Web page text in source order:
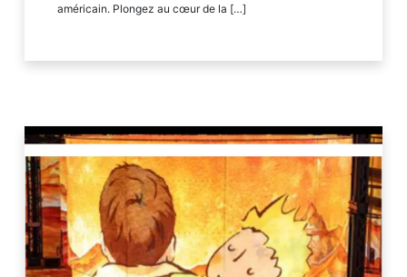
américain. Plongez au cœur de la […]